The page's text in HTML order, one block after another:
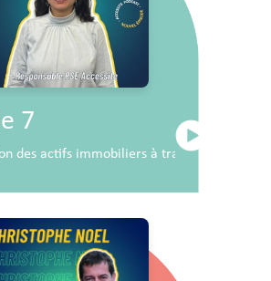
7
des actifs immobiliers à travers la RSE